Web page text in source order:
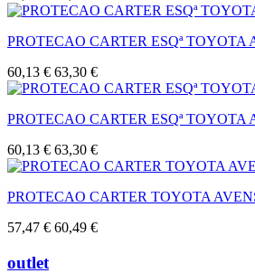
PROTECAO CARTER ESQª TOYOTA
60,13 € 63,30 €
PROTECAO CARTER ESQª TOYOTA
60,13 € 63,30 €
PROTECAO CARTER TOYOTA
57,47 € 60,49 €
outlet